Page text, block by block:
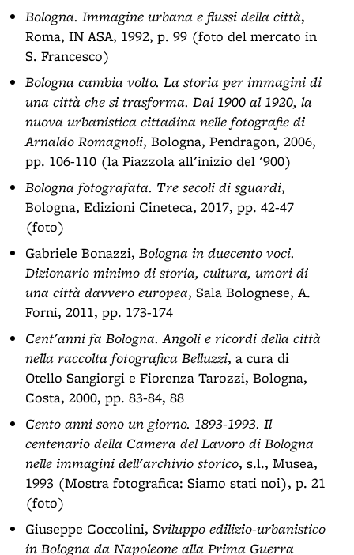
Bologna. Immagine urbana e flussi della città,
Roma, IN ASA, 1992, p. 99 (foto del mercato in
S. Francesco)
Bologna cambia volto. La storia per immagini di
una città che si trasforma. Dal 1900 al 1920, la
nuova urbanistica cittadina nelle fotografie di
Arnaldo Romagnoli, Bologna, Pendragon, 2006,
pp. 106-110 (la Piazzola all'inizio del '900)
Bologna fotografata. Tre secoli di sguardi,
Bologna, Edizioni Cineteca, 2017, pp. 42-47
(foto)
Gabriele Bonazzi, Bologna in duecento voci.
Dizionario minimo di storia, cultura, umori di
una città davvero europea, Sala Bolognese, A.
Forni, 2011, pp. 173-174
Cent'anni fa Bologna. Angoli e ricordi della città
nella raccolta fotografica Belluzzi, a cura di
Otello Sangiorgi e Fiorenza Tarozzi, Bologna,
Costa, 2000, pp. 83-84, 88
Cento anni sono un giorno. 1893-1993. Il
centenario della Camera del Lavoro di Bologna
nelle immagini dell'archivio storico, s.l., Musea,
1993 (Mostra fotografica: Siamo stati noi), p. 21
(foto)
Giuseppe Coccolini, Sviluppo edilizio-urbanistico
in Bologna da Napoleone alla Prima Guerra